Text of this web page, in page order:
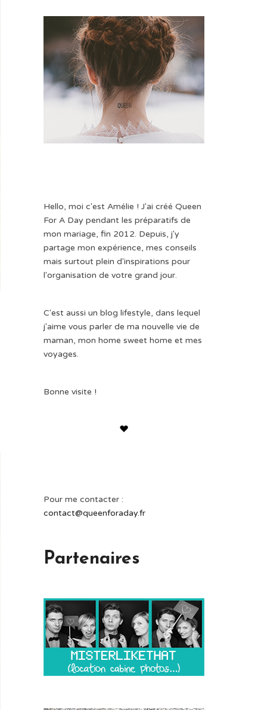
Hello, moi c'est Amélie ! J'ai créé Queen
For A Day pendant les préparatifs de
mon mariage, fin 2012. Depuis, j'y
partage mon expérience, mes conseils
mais surtout plein d'inspirations pour
l'organisation de votre grand jour.
C'est aussi un blog lifestyle, dans lequel
j'aime vous parler de ma nouvelle vie de
maman, mon home sweet home et mes
voyages.
Bonne visite !
Pour me contacter :
contact@queenforaday.fr
Partenaires